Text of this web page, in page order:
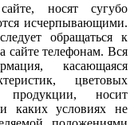
носят сугубо
исчерпывающими.
обращаться к
сайте телефонам. Вся
касающаяся
цветовых
носит
каких условиях не